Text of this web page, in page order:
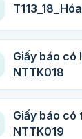
Giấy báo có
NTTK018
Giấy báo có
NTTK019